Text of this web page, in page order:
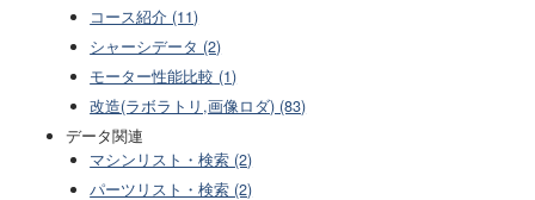
コース紹介 (11)
シャーシデータ (2)
モーター性能比較 (1)
改造(ラボラトリ,画像ロダ) (83)
データ関連
マシンリスト・検索 (2)
パーツリスト・検索 (2)